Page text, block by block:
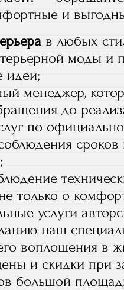
и
в любых
моды и
идеи;
менеджер,
до
по
только о
услуги
наш
воплощения в
и скидки при
большой